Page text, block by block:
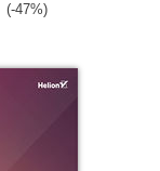
(-47%)